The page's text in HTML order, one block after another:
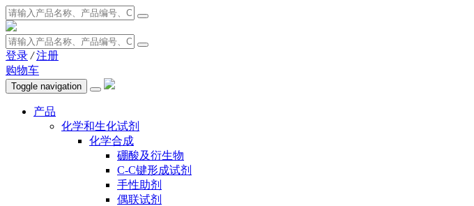
登录 / 注册
购物车
Toggle navigation
产品
化学和生化试剂
化学合成
硼酸及衍生物
C-C键形成试剂
手性助剂
偶联试剂